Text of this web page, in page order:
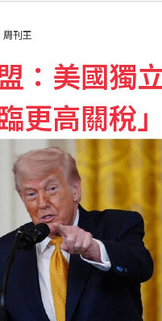
外匯存底 7月又降破
告前夕 美股多收黑
周刊王
：美國獨
更高關稅」